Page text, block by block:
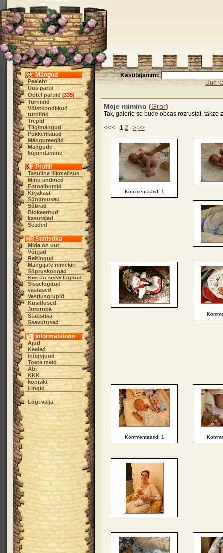
Mängud
Pealeht
Uus partii
Ootel partiid (335)
Turniirid
Võistkondlikud
turniirid
Trepid
Tiigimängud
Pokkerilauad
Mängureeglid
Mängude
kujundamine
Profiil
Tasuline liikmelisus
Minu andmed
Fotoalbumid
Kirjakast
Sündmused
Sõbrad
Blokeeritud
kasutajad
Seaded
Statistika
Mida on uut
Võitjad
Reitingud
Mängijate nimekiri
Sõpruskonnad
Kes on sisse logitud
Sisselogitud
vastased
Vestlusgrupid
Küsitlused
Jututuba
Statistika
Saavutused
Informatsioon
Ajud
Keeled
Intervjuud
Toeta meid
Abi
KKK
kontakt
Lingid
Logi välja
Kasutajanimi:
Uue
Moje mimino (Gror)
Tak, galerie se bude obcas rozrustat, takze
<< < 1 2 > >>
Kommentaarid: 1
Kommentaarid: 1